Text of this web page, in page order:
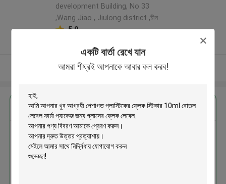
একটি বার্তা রেখে যান
আমরা শীঘ্রই আপনাকে আবার কল করব!
development Building, No 33
,Wang Jiao , Jiulong district ,চীন
5.0
আরো দেখুন
এর সেরা মূল্য পান
পেশাগত প্লাস্টিকের ফ্লেক স্টিকার 10ml
বোতল লেবেল ফার্মা প্যাকেজ জন্য গ্লাসের